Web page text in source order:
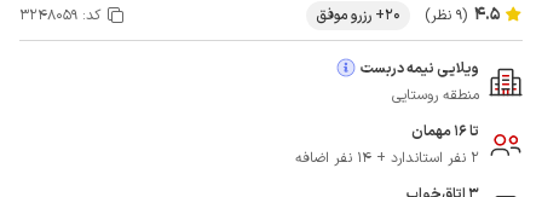
4.5 (9 نظر) 20+ رزرو موفق کد: 3248059
ویلایی نیمه دربست
منطقه روستایی
تا 16 مهمان
2 نفر استاندارد + 14 نفر اضافه